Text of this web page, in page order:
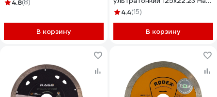
4.8(8)
В корзину
Materials Ultra Thin HM502
4.4(15)
В корзину